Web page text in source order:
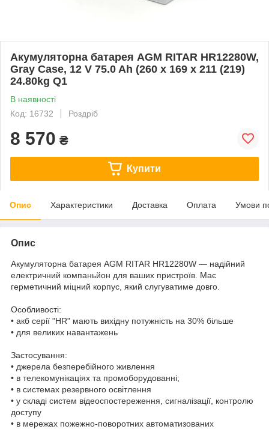
Акумуляторна батарея AGM RITAR HR12280W,
Gray Case, 12 V 75.0 Ah (260 х 169 х 211 (219)
24.80kg Q1
В наявності
Код: 16732
Роздріб
8 570 ₴
Купити
Опис Характеристики Доставка Оплата Умови
Опис
Акумуляторна батарея AGM RITAR HR12280W — надійний
електричний компаньйон для ваших пристроїв. Має
герметичний міцний корпус, який слугуватиме довго.
Особливості:
• акб серії "HR" мають вихідну потужність на 30% більше
• для великих навантажень
Застосування:
• джерела безперебійного живлення
• в телекомунікаціях та промоборудованні;
• в системах резервного освітлення
• у складі систем відеоспостереження, сигналізації, контролю
доступу
• в мережах пожежно-поворотних автоматизованих